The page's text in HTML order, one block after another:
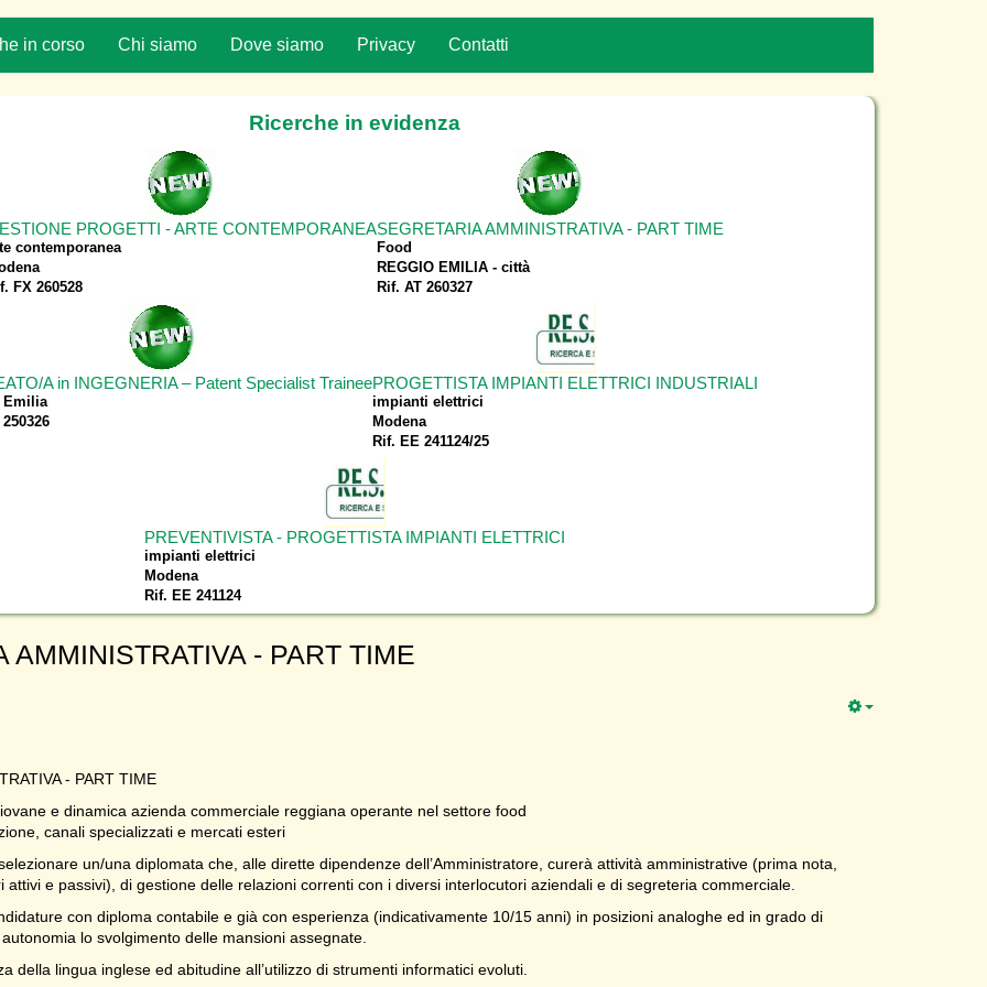
in corso Chi siamo Dove siamo Privacy Contatti
Ricerche in evidenza
PROGETTI - ARTE CONTEMPORANEA
contemporanea
FX 260528
SEGRETARIA AMMINISTRATIVA - PART TIME
Food
REGGIO EMILIA - città
Rif. AT 260327
A in INGEGNERIA – Patent Specialist Trainee
Emilia
PROGETTISTA IMPIANTI ELETTRICI INDUSTRIALI
impianti elettrici
Modena
Rif. EE 241124/25
PREVENTIVISTA - PROGETTISTA IMPIANTI ELETTRICI
impianti elettrici
Modena
Rif. EE 241124
AMMINISTRATIVA - PART TIME
- PART TIME
e dinamica azienda commerciale reggiana operante nel settore food
canali specializzati e mercati esteri
un/una diplomata che, alle dirette dipendenze dell’Amministratore, curerà attività amministrative (prima nota,
attivi e passivi), di gestione delle relazioni correnti con i diversi interlocutori aziendali e di segreteria commerciale.
con diploma contabile e già con esperienza (indicativamente 10/15 anni) in posizioni analoghe ed in grado di
lo svolgimento delle mansioni assegnate.
della lingua inglese ed abitudine all’utilizzo di strumenti informatici evoluti.